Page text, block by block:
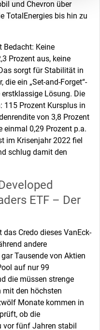
und Chevron über
TotalEnergies bis hin zu
Bedacht: Keine
Prozent aus, keine
sorgt für Stabilität in
ein „Set-and-Forget“-
Lösung. Die
115 Prozent Kursplus in
von 3,8 Prozent
einmal 0,29 Prozent p.a.
im Krisenjahr 2022 fiel
schlug damit den
ETF – Der
Credo dieses VanEck-
andere
Tausende von Aktien
auf nur 99
die müssen strenge
mit den höchsten
Monate kommen in
ob die
vor fünf Jahren stabil